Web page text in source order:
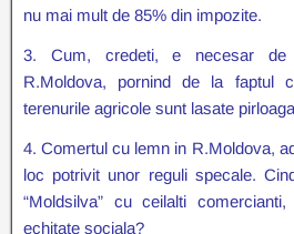
nu mai mult de 85% din impozite.
3. Cum, credeti, e necesar de
R.Moldova, pornind de la faptul
terenurile agricole sunt lasate
4. Comertul cu lemn in R.Moldova,
loc potrivit unor reguli specale.
“Moldsilva” cu ceilalti
echitate sociala?